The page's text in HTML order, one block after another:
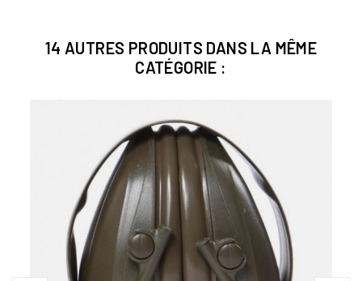
14 AUTRES PRODUITS DANS LA MÊME
CATÉGORIE :